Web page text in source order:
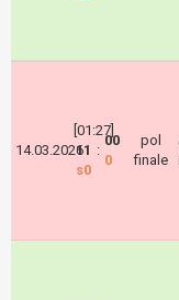
14.03.2026
[01:27]
11
s0
:
00
0
pol
finale